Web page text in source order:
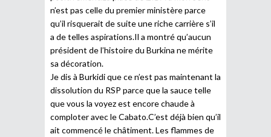
n’est pas celle du premier ministère parce
qu’il risquerait de suite une riche carrière s’il
a de telles aspirations.Il a montré qu’aucun
président de l’histoire du Burkina ne mérite
sa décoration.
Je dis à Burkidi que ce n’est pas maintenant la
dissolution du RSP parce que la sauce telle
que vous la voyez est encore chaude à
comploter avec le Cabato.C’est déjà bien qu’il
ait commencé le châtiment. Les flammes de